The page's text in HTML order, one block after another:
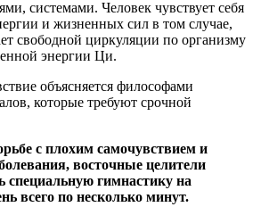
системами. Человек чувствует себя
и жизненных сил в том случае,
свободной циркуляции по организму
энергии Ци.
объясняется философами
которые требуют срочной
с плохим самочувствием и
восточные целители
специальную гимнастику на
всего по несколько минут.